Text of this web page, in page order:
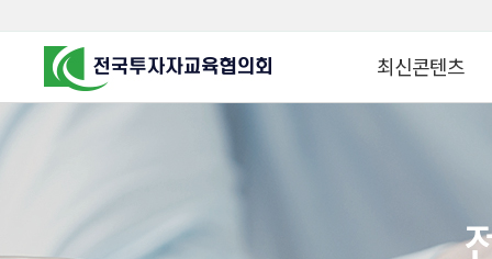
알고 투자하면
KOREA COUNCIL FOR
최신콘텐츠
금융투자 HOWTO